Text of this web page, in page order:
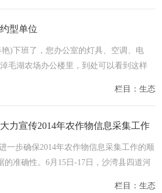
型单位
)下班了，您办公室的灯具、空调、电
毛湖农场办公楼里，到处可以看到这样
栏目：生态
力宣传2014年农作物信息采集工作
一步确保2014年农作物信息采集工作的顺
的准确性。6月15日-17日，沙湾县四道河
栏目：生态